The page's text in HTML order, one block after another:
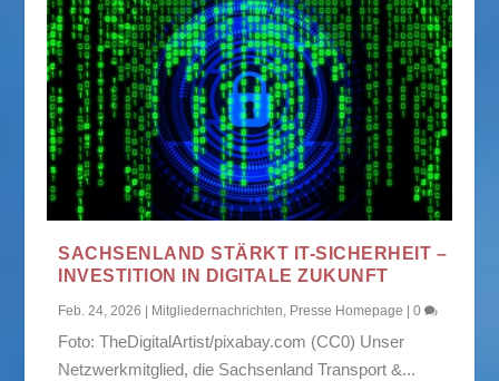
SACHSENLAND STÄRKT IT-SICHERHEIT –
INVESTITION IN DIGITALE ZUKUNFT
Feb. 24, 2026 Mitgliedernachrichten, Presse Homepage |0
Foto: TheDigitalArtist/pixabay.com (CC0) Unser
Netzwerkmitglied, die Sachsenland Transport &...